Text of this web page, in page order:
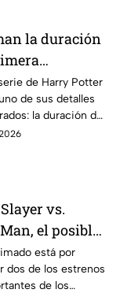
la duración
de Harry
emocionará a
de los libros
de Harry Potter
de sus detalles
la duración de
basada
vs.
el posible
del 2027
está por
dos de los estrenos
de los